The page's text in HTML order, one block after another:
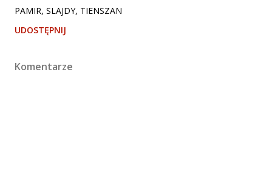
PAMIR SLAJDY TIENSZAN
UDOSTĘPNIJ
Komentarze